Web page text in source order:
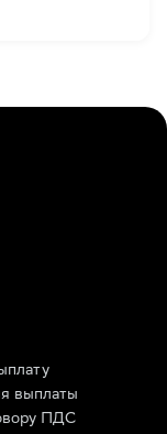
выплаты
ПДС